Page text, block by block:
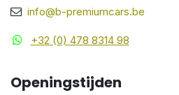
info@b-premiumcars.be
+32 (0) 478 8314 98
Openingstijden